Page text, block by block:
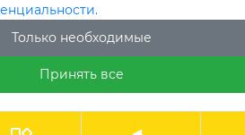
Только необходимые
Принять все